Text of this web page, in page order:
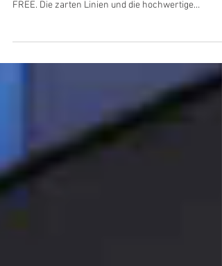
Aus der legendären „Aeron“-Kollektion stammt die
FREE. Die zarten Linien und die hochwertige
anspruchsvolles Aussehen, welches sich sowohl
moderne als auch für klassische Umgebungen ideal
eignet. Der vollständig in Italien handgefertigte
Rahmen besteht aus doppelt verglastem Glas. Das
innere Glas ist satiniert, um das Licht harmonischer
und natürlicher zu streuen und Blendeffekte zu redu